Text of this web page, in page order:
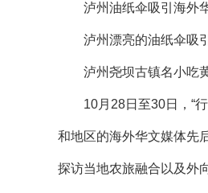
泸州油纸伞吸引海外
泸州漂亮的油纸伞吸
泸州尧坝古镇名小吃
10月28日至30日，“行
和地区的海外华文媒体先
探访当地农旅融合以及外